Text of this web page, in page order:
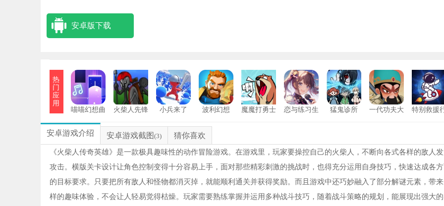
安卓版下载
热
门
应
用
喵喵幻想曲
火柴人先锋
小兵来了 波利幻想 魔魔打勇士 恋与练习生 猛鬼诊所
一代功夫大
特别救援
安卓游戏介绍 安卓游戏截图 (3) 猜你喜欢
《火柴人传奇英雄》是一款极具趣味性的动作冒险游戏。在游戏里，玩家要操控自己的火柴人，不断向各式各样的敌人
攻击。横版关卡设计让角色控制变得十分容易上手，面对那些精彩刺激的挑战时，也得充分运用自身技巧，快速达成各
的目标要求。只要把所有敌人和怪物都消灭掉，就能顺利通关并获得奖励。而且游戏中还巧妙融入了部分解谜元素，带
样的趣味体验，不会让人轻易觉得枯燥。玩家需要熟练掌握并运用多种战斗技巧，随着战斗策略的规划，能展现出强大